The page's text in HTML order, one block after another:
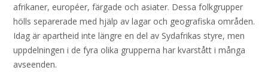
afrikaner, européer, färgade och asiater. Dessa folkgrupper
hölls separerade med hjälp av lagar och geografiska områden.
Idag är apartheid inte längre en del av Sydafrikas styre, men
uppdelningen i de fyra olika grupperna har kvarstått i många
avseenden.